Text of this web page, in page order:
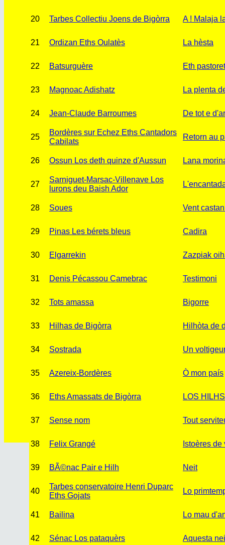
20 Tarbes Collectiu Joens de Bigòrra A ! Malaja
21 Ordizan Eths Oulatès La hèsta
22 Batsurguère Eth pastoret
23 Magnoac Adishatz La plenta
24 Jean-Claude Barroumes De tot e
25
Bordères sur Echez Eths Cantadors
Cabilats
Retorn au
26 Ossun Los deth quinze d'Aussun Lana
27
Sarniguet-Marsac-Villenave Los
lurons deu Baish Ador
28 Soues Vent
29 Pinas Les bérets bleus Cadira
30 Elgarrekin Zazpiak
31 Denis Pécassou Camebrac Testimoni
32 Tots amassa Bigorre
33 Hilhas de Bigòrra Hilhòta de
34 Sostrada Un
35 Azereix-Bordères Ò mon país
36 Eths Amassats de Bigòrra LOS
37 Sense nom Tout
38 Felix Grangé Istoères
39 BÃ©nac Pair e Hilh Neit
40
Tarbes conservatoire Henri Duparc
Eths Gojats
Lo
41 Bailina Lo mau
42 Sénac Los pataquèrs Aquesta